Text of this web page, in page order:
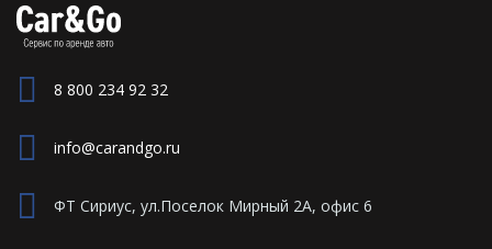
8 800 234 92 32
info@carandgo.ru
ФТ Сириус, ул.Поселок Мирный 2А, офис 6